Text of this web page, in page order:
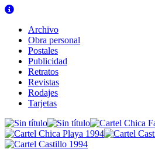
Archivo
Obra personal
Postales
Publicidad
Retratos
Revistas
Rodajes
Tarjetas